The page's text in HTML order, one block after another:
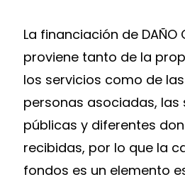
La financiación de DAÑO
proviene tanto de la
los servicios como de
personas asociadas, las
públicas y diferentes
recibidas, por lo que la
fondos es un elemento